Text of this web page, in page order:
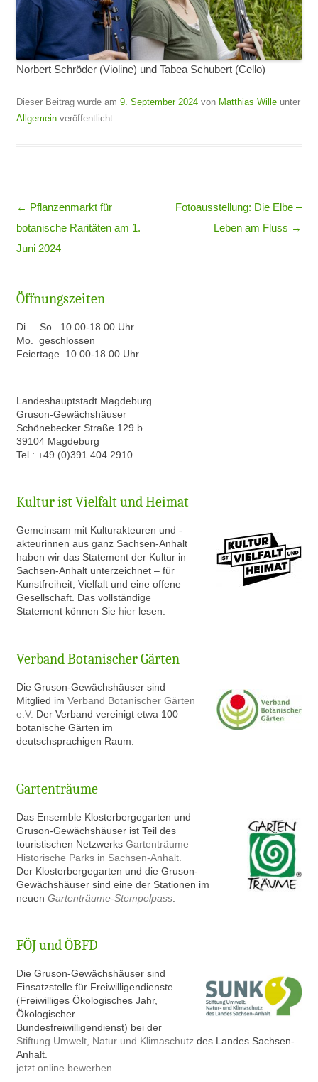
Norbert Schröder (Violine) und Tabea Schubert (Cello)
Dieser Beitrag wurde am9. September 2024 von Matthias Wille unter
Allgemein veröffentlicht.
Beitragsnavigation
← Pflanzenmarkt für
botanische Raritäten am 1.
Juni 2024
Fotoausstellung: Die Elbe –
Leben am Fluss →
Öffnungszeiten
Di. – So. 10.00-18.00 Uhr
Mo. geschlossen
Feiertage 10.00-18.00 Uhr
Landeshauptstadt Magdeburg
Gruson-Gewächshäuser
Schönebecker Straße 129 b
39104 Magdeburg
Tel.: +49 (0)391 404 2910
Kultur ist Vielfalt und Heimat
Gemeinsam mit Kulturakteuren und -
akteurinnen aus ganz Sachsen-Anhalt
haben wir das Statement der Kultur in
Sachsen-Anhalt unterzeichnet – für
Kunstfreiheit, Vielfalt und eine offene
Gesellschaft. Das vollständige
Statement können Sie hier lesen.
Verband Botanischer Gärten
Die Gruson-Gewächshäuser sind
Mitglied imVerband Botanischer Gärten
e.V. Der Verband vereinigt etwa 100
botanische Gärten im
deutschsprachigen Raum.
Gartenträume
Das Ensemble Klosterbergegarten und
Gruson-Gewächshäuser ist Teil des
touristischen NetzwerksGartenträume –
Historische Parks in Sachsen-Anhalt.
Der Klosterbergegarten und die Gruson-
Gewächshäuser sind eine der Stationen im
neuenGartenträume-Stempelpass
FÖJ und ÖBFD
Die Gruson-Gewächshäuser sind
Einsatzstelle für Freiwilligendienste
(Freiwilliges Ökologisches Jahr,
Ökologischer
Bundesfreiwilligendienst) bei der
Stiftung Umwelt, Natur und Klimaschutz des Landes Sachsen-
Anhalt.
jetzt online bewerben